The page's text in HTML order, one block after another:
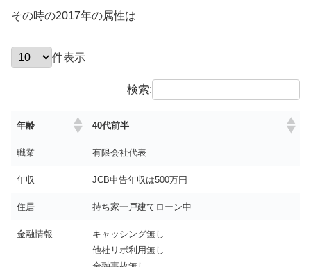
その時の2017年の属性は
件表示
検索:
年齢 40代前半
職業 有限会社代表
年収 JCB申告年収は500万円
住居 持ち家一戸建てローン中
金融情報
キャッシング無し
他社リボ利用無し